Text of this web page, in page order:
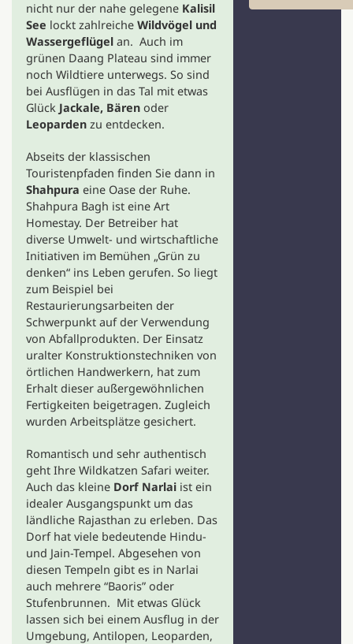
nicht nur der nahe gelegene Kalisil
See lockt zahlreiche Wildvögel und
Wassergeflügelan. Auch im
grünen Daang Plateau sind immer
noch Wildtiere unterwegs. So sind
bei Ausflügen in das Tal mit etwas
Glück Jackale, Bärenoder
Leopardenzu entdecken.
Abseits der klassischen
Touristenpfaden finden Sie dann in
Shahpura eine Oase der Ruhe.
Shahpura Bagh ist eine Art
Homestay. Der Betreiber hat
diverse Umwelt- und wirtschaftliche
Initiativen im Bemühen „Grün zu
denken“ ins Leben gerufen. So liegt
zum Beispiel bei
Restaurierungsarbeiten der
Schwerpunkt auf der Verwendung
von Abfallprodukten. Der Einsatz
uralter Konstruktionstechniken von
örtlichen Handwerkern, hat zum
Erhalt dieser außergewöhnlichen
Fertigkeiten beigetragen. Zugleich
wurden Arbeitsplätze gesichert.
Romantisch und sehr authentisch
geht Ihre Wildkatzen Safari weiter.
Auch das kleine Dorf Narlaiist ein
idealer Ausgangspunkt um das
ländliche Rajasthan zu erleben. Das
Dorf hat viele bedeutende Hindu-
und Jain-Tempel. Abgesehen von
diesen Tempeln gibt es in Narlai
auch mehrere “Baoris” oder
Stufenbrunnen. Mit etwas Glück
lassen sich bei einem Ausflug in der
Umgebung, Antilopen, Leoparden,